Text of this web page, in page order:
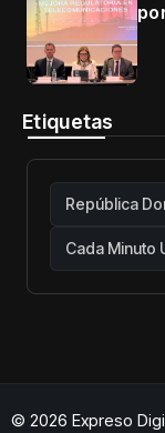
Etiquetas
República
Cada Minuto
© 2026 Expreso